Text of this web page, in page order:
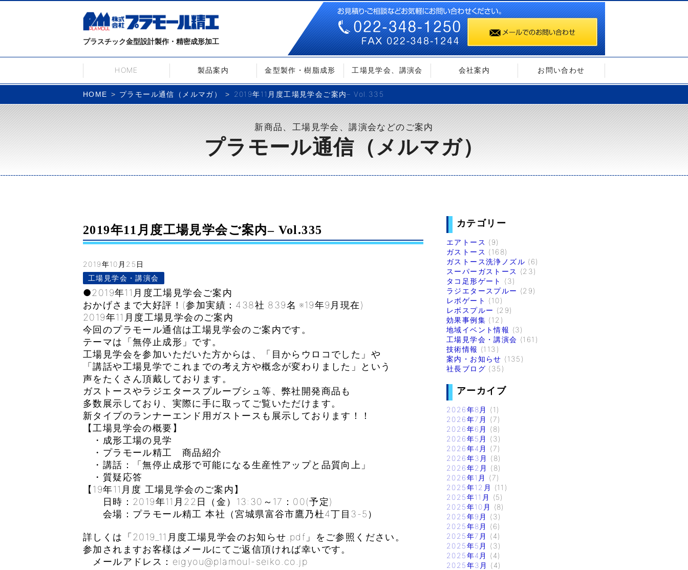
プラスチック金型設計製作・精密成形加工
HOME 製品案内 金型製作・樹脂成形 工場見学会、講演会 会社案内 お問い合わせ
HOME プラモール通信（メルマガ） 2019年11月度工場見学会ご案内– Vol.335
新商品、工場見学会、講演会などのご案内
プラモール通信（メルマガ）
2019年11月度工場見学会ご案内– Vol.335
2019年10月25日
工場見学会・講演会
●2019年11月度工場見学会ご案内
おかげさまで大好評！(参加実績：438社 839名 ※19年9月現在)
2019年11月度工場見学会のご案内
今回のプラモール通信は工場見学会のご案内です。
テーマは「無停止成形」です。
工場見学会を参加いただいた方からは、「目からウロコでした」や
「講話や工場見学でこれまでの考え方や概念が変わりました」という
声をたくさん頂戴しております。
ガストースやラジエタースプルーブシュ等、弊社開発商品も
多数展示しており、実際に手に取ってご覧いただけます。
新タイプのランナーエンド用ガストースも展示しております！！
【工場見学会の概要】
・成形工場の見学
・プラモール精工 商品紹介
・講話：「無停止成形で可能になる生産性アップと品質向上」
・質疑応答
【19年11月度 工場見学会のご案内】
日時：2019年11月22日（金）13:30～17：00(予定)
会場：プラモール精工 本社（宮城県富谷市鷹乃杜4丁目3-5）
詳しくは「2019_11月度工場見学会のお知らせ.pdf」をご参照ください。
参加されますお客様はメールにてご返信頂ければ幸いです。
メールアドレス：eigyou@plamoul-seiko.co.jp
カテゴリー
エアトース (9)
ガストース (168)
ガストース洗浄ノズル (6)
スーパーガストース (23)
タコ足形ゲート
(3)
ラジエタースプルー (29)
レボゲート (10)
レボスプルー (29)
効果事例集 (12)
地域イベント情報 (3)
工場見学会・講演会 (161)
技術情報 (113)
案内・お知らせ (135)
社長ブログ (35)
アーカイブ
2026年8月
(1)
2026年7月
(7)
2026年6月
(8)
2026年5月
(3)
2026年4月
(7)
2026年3月
(8)
2026年2月
(8)
2026年1月
(7)
2025年12月
(11)
2025年11月
(5)
2025年10月
(8)
2025年9月
(3)
2025年8月
(6)
2025年7月
(4)
2025年5月
(3)
2025年4月
(4)
2025年3月
(4)